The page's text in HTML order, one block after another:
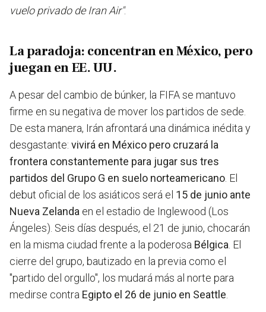
vuelo privado de Iran Air".
La paradoja: concentran en México, pero
juegan en EE. UU.
A pesar del cambio de búnker, la FIFA se mantuvo
firme en su negativa de mover los partidos de sede.
De esta manera, Irán afrontará una dinámica inédita y
desgastante: vivirá en México pero cruzará la
frontera constantemente para jugar sus tres
partidos del Grupo G en suelo norteamericano . El
debut oficial de los asiáticos será el 15 de junio ante
Nueva Zelanda en el estadio de Inglewood (Los
Ángeles). Seis días después, el 21 de junio, chocarán
en la misma ciudad frente a la poderosa Bélgica . El
cierre del grupo, bautizado en la previa como el
"partido del orgullo", los mudará más al norte para
medirse contra Egipto el 26 de junio en Seattle